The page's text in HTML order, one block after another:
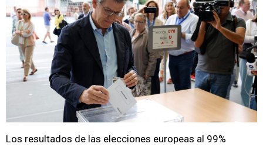
Los resultados de las elecciones europeas al 99%